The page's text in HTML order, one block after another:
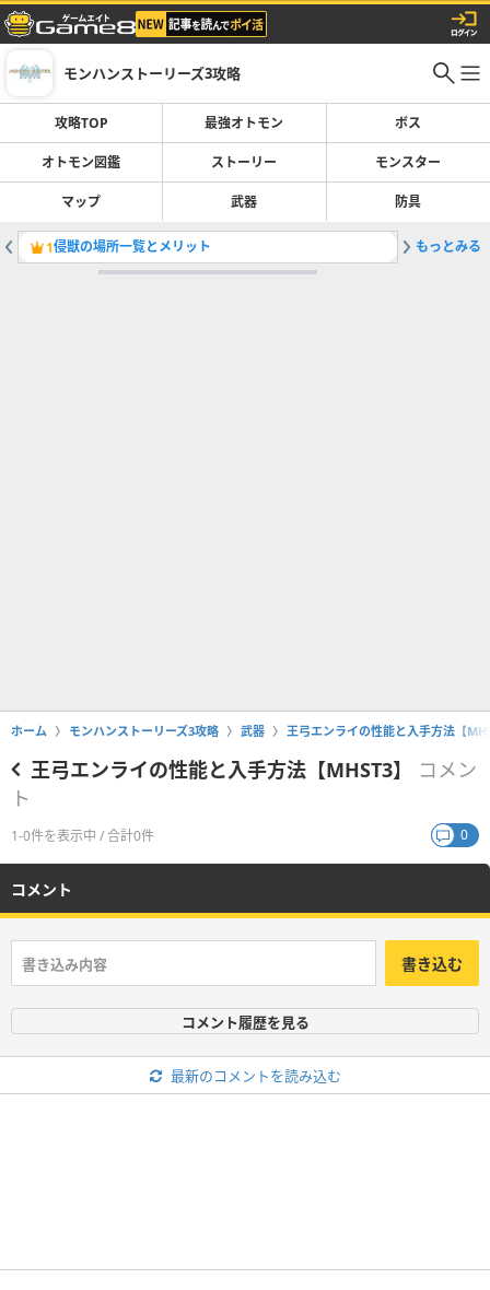
モンハンストーリーズ3攻略
攻略TOP 最強オトモン ボス
オトモン図鑑 ストーリー モンスター
マップ 武器 防具
1侵獣の場所一覧とメリット 2プーギ
もっとみる
ホーム モンハンストーリーズ3攻略 武器 王弓エンライの性能と入手方法【
王弓エンライの性能と入手方法【MHST3】
コメン
ト
1-0件を表示中 / 合計0件 0
コメント
書き込む
コメント履歴を見る
最新のコメントを読み込む